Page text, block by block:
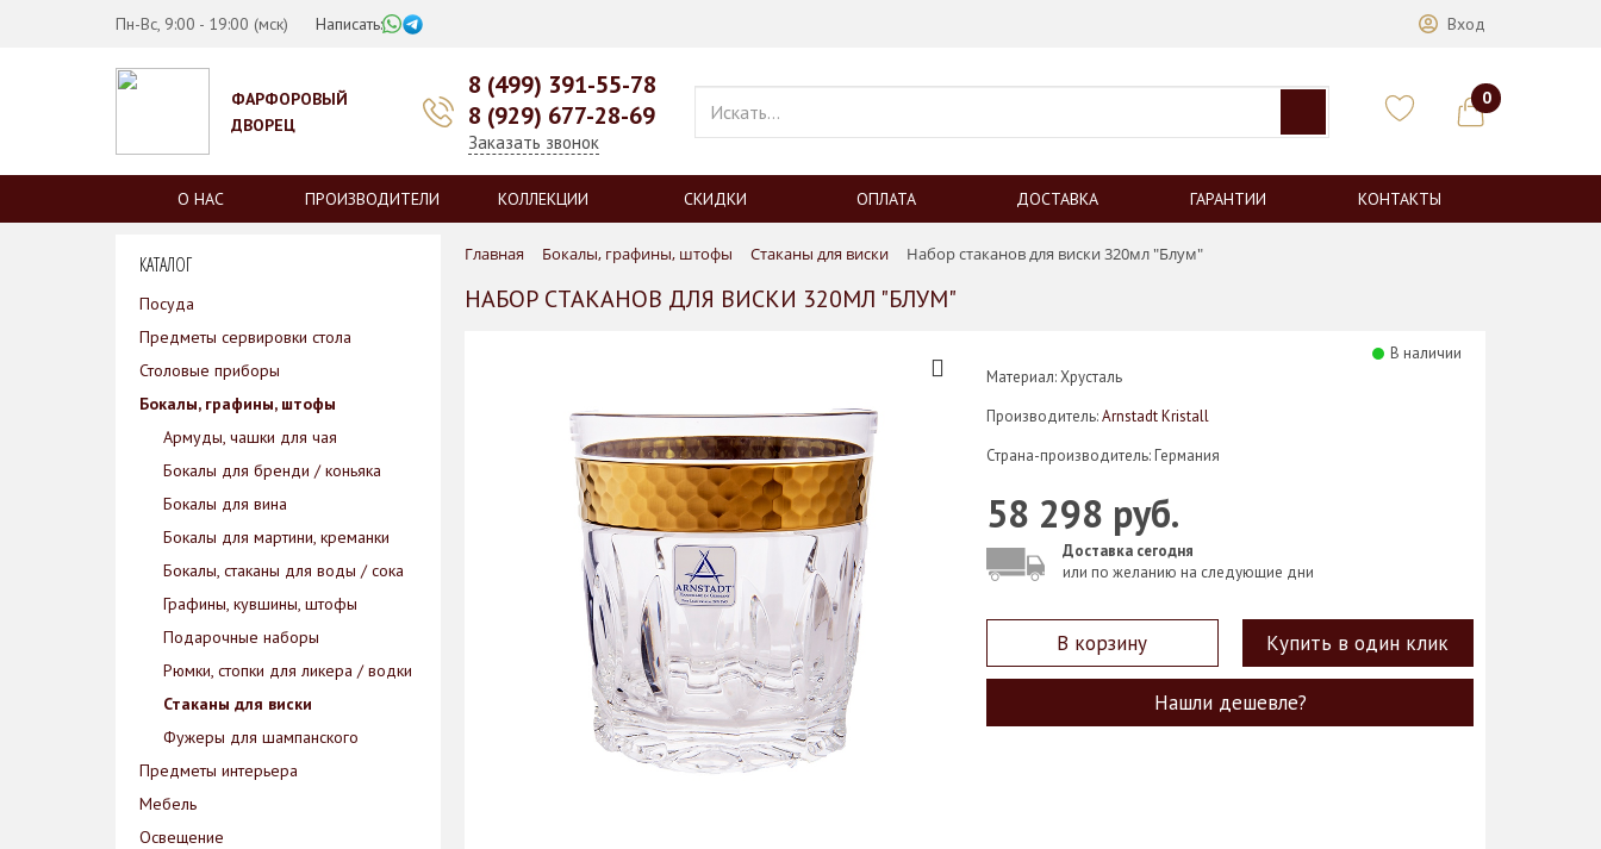
Пн-Вс, 9:00 - 19:00 (мск) Написать: Вход
ФАРФОРОВЫЙ
ДВОРЕЦ
8 (499) 391-55-78
8 (929) 677-28-69
Заказать звонок
0
О НАС ПРОИЗВОДИТЕЛИ КОЛЛЕКЦИИ СКИДКИ ОПЛАТА ДОСТАВКА ГАРАНТИИ КОНТАКТЫ
Главная Бокалы, графины, штофы Стаканы для виски Набор стаканов для виски 320мл "Блум"
НАБОР СТАКАНОВ ДЛЯ ВИСКИ 320МЛ "БЛУМ"
В наличии
Материал: Хрусталь
Производитель:Arnstadt Kristall
Страна-производитель: Германия
58 298 руб.
Доставка сегодня
или по желанию на следующие дни
В корзину Купить в один клик
Нашли дешевле?
КАТАЛОГ
Посуда
Предметы сервировки стола
Столовые приборы
Бокалы, графины, штофы
Армуды, чашки для чая
Бокалы для бренди / коньяка
Бокалы для вина
Бокалы для мартини, креманки
Бокалы, стаканы для воды / сока
Графины, кувшины, штофы
Подарочные наборы
Рюмки, стопки для ликера / водки
Стаканы для виски
Фужеры для шампанского
Предметы интерьера
Мебель
Освещение